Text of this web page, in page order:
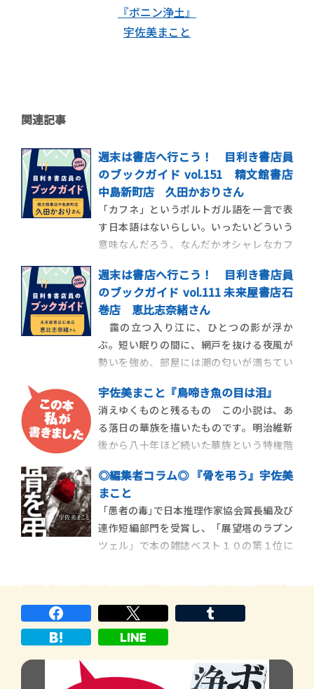
『ボニン浄土』
宇佐美まこと
関連記事
週末は書店へ行こう！ 目利き書店員
のブックガイド vol.151 精文館書店
中島新町店 久田かおりさん
「カフネ」というポルトガル語を一言で表
す日本語はないらしい。いったいどういう
意味なんだろう、なんだかオシャレなカフ
中に〝「愛する人の髪にそっと指を通すし
ぐさ」を表す〟と書かれていた。知らない
言葉なのに、すっと心にしみ込んでくる。そ
う、この不思議に優しい響きを持つタイト
ルは思いもし
週末は書店へ行こう！ 目利き書店員
のブックガイド vol.111 未来屋書店石
巻店 恵比志奈緒さん
靄の立つ入り江に、ひとつの影が浮か
ぶ。短い眠りの間に、網戸を抜ける夜風が
勢いを強め、部屋には潮の匂いが満ちてい
膚に貼りつき、体にもカーテンにも寝具に
も、あらゆるものに海が染みてくるような
心地がする。窓際に置いた本棚を案じ、起
き上がって窓を閉め、再び寝台へと戻る。微
睡みつつ夜に耳を
宇佐美まこと『鳥啼き魚の目は泪』
消えゆくものと残るもの この小説は、あ
る落日の華族を描いたものです。明治維新
後から八十年ほど続いた華族という特権階
ないものでしょう。しかし莫大な資産を持
ち、広大な屋敷に住んで多くの使用人にか
しずかれていた人々は確かにいて、そうい
う階級を頂いた社会も奇妙な秩序を保ちな
がら存在したので
◎編集者コラム◎ 『骨を弔う』宇佐美
まこと
「愚者の毒｣で日本推理作家協会賞長編及び
連作短編部門を受賞し、「展望塔のラプン
ツェル」で本の雑誌ベスト１０の第１位に
が興じるようにして山中に埋めた骨格標
本。だが、それは本当に標本だったのか。